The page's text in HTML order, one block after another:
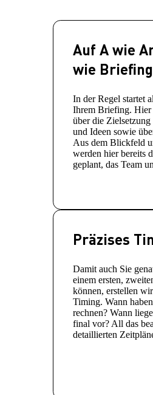
Auf A wie
wie Briefing
In der Regel startet
Ihrem Briefing. Hier
über die
und Ideen sowie
Aus dem Blickfeld
werden hier bereits
geplant, das Team
Präzises
Damit auch Sie
einem ersten,
können, erstellen
Timing. Wann
rechnen? Wann
final vor? All das
detaillierten